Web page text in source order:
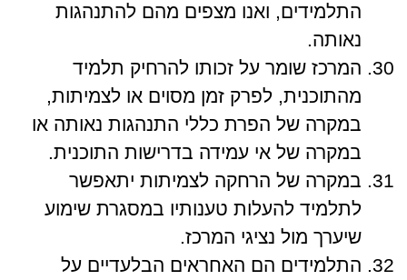
התלמידים, ואנו מצפים מהם להתנהגות
נאותה.
המרכז שומר על זכותו להרחיק תלמיד
מהתוכנית, לפרק זמן מסוים או לצמיתות,
במקרה של הפרת כללי התנהגות נאותה או
במקרה של אי עמידה בדרישות התוכנית.
במקרה של הרחקה לצמיתות יתאפשר
לתלמיד להעלות טענותיו במסגרת שימוע
שיערך מול נציגי המרכז.
התלמידים הם האחראים הבלעדיים על